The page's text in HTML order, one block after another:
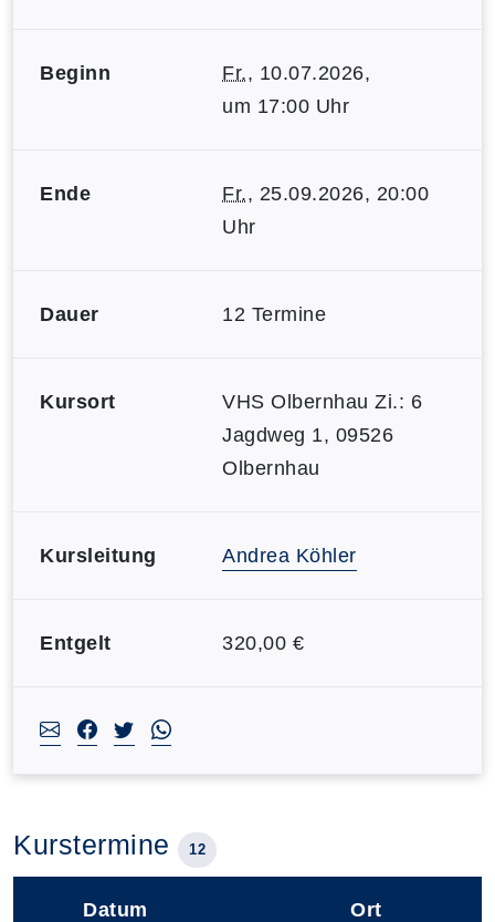
Beginn Fr., 10.07.2026,
um 17:00 Uhr
Ende Fr., 25.09.2026, 20:00
Uhr
Dauer 12 Termine
Kursort
VHS Olbernhau Zi.: 6
Jagdweg 1, 09526
Olbernhau
Kursleitung Andrea Köhler
Entgelt 320,00 €
Kurstermine 12
Datum Ort